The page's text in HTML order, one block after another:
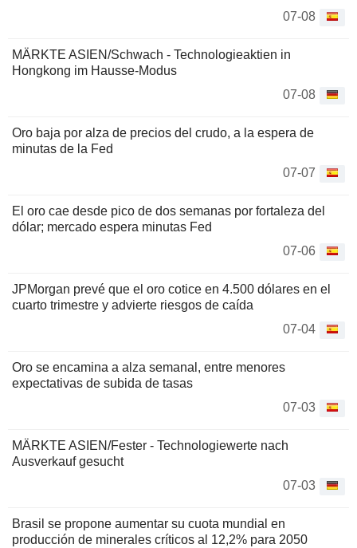
07-08
MÄRKTE ASIEN/Schwach - Technologieaktien in
Hongkong im Hausse-Modus
07-08
Oro baja por alza de precios del crudo, a la espera de
minutas de la Fed
07-07
El oro cae desde pico de dos semanas por fortaleza del
dólar; mercado espera minutas Fed
07-06
JPMorgan prevé que el oro cotice en 4.500 dólares en el
cuarto trimestre y advierte riesgos de caída
07-04
Oro se encamina a alza semanal, entre menores
expectativas de subida de tasas
07-03
MÄRKTE ASIEN/Fester - Technologiewerte nach
Ausverkauf gesucht
07-03
Brasil se propone aumentar su cuota mundial en
producción de minerales críticos al 12,2% para 2050